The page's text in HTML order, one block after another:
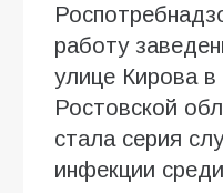
работу
улице Кирова в
Ростовской
стала серия
инфекции